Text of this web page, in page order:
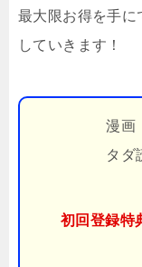
最大限お得を手に
していきます！
漫画
タダ
初回登録特